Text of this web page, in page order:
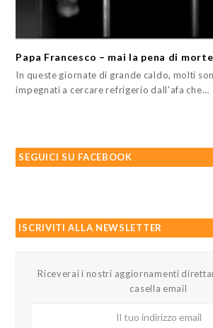
Papa Francesco – mai la pena di morte
In queste giornate di grande caldo, molti
impegnati a cercare refrigerio dall'afa che…
SEGUICI SU FACEBOOK
ISCRIVITI ALLA NEWSLETTER
Riceverai i nostri aggiornamenti
casella email